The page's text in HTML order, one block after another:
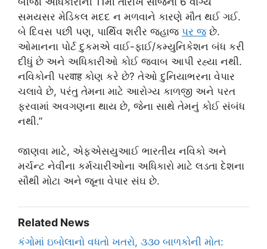
સમયસર મેડિકલ મદદ ન મળવાને કારણે મૌત થઈ ગઈ.
બે દિવસ પછી પણ, પાર્થિવ શરીર જહાજ પર જ છે.
ઓમાનના પોર્ટ દુકમએ વાઈ-ફાઈ/કમ્યુનિકેશન બંધ કરી
દીધું છે અને અધિકારીઓ કોઈ જવાબ આપી રહ્યા નથી.
નવિકોની પરवाह કોણ કરે છે? તેઓ દુનિયાભરના વેપાર
ચલાવે છે, પરંતુ તેમના માટે આરોગ્ય કાળજી અને પરત
ફરવામાં અવગણના થાય છે, જેના સાથે તેમનું કોઈ સંબંધ
નથી.”
જાણવા માટે, એફએસયુઆઈ ભારતીય નવિકો અને
મર્ચન્ટ નેવીના કર્મચારીઓના અધિકારો માટે લડતા દેશના
સૌથી મોટા અને જૂના વેપાર સંઘ છે.
Related News
કંગોમાં ઇબોલાનો વધતો ખતરો, ૩૩૦ બાળકોની મોત: